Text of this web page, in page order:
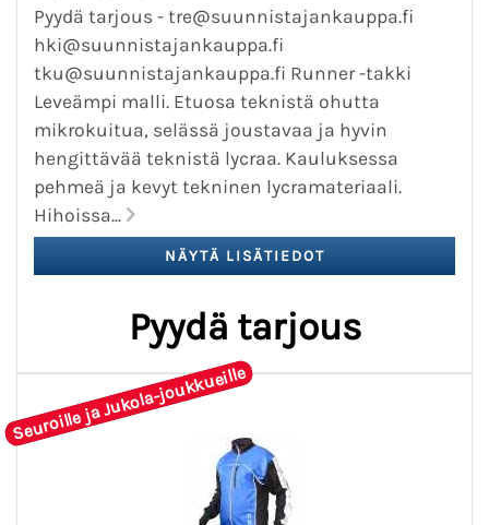
Pyydä tarjous - tre@suunnistajankauppa.fi
hki@suunnistajankauppa.fi
tku@suunnistajankauppa.fi Runner -takki
Leveämpi malli. Etuosa teknistä ohutta
mikrokuitua, selässä joustavaa ja hyvin
hengittävää teknistä lycraa. Kauluksessa
pehmeä ja kevyt tekninen lycramateriaali.
Hihoissa...
Pyydä tarjous
Seuroille ja Jukola-joukkueille